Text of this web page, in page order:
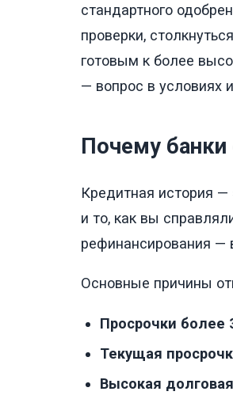
стандартного
проверки,
готовым к более
— вопрос в условиях
Почему банки
Кредитная история —
и то, как вы
рефинансирования —
Основные причины
Просрочки более
Текущая
Высокая долговая